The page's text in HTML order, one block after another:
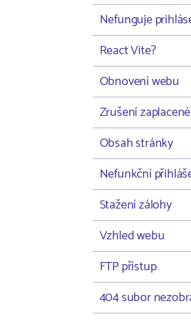
Nefunguje
React Vite?
Obnovení webu
Zrušení
Obsah stránky
Nefunkční
Stažení zálohy
Vzhled webu
FTP přístup
404 subor